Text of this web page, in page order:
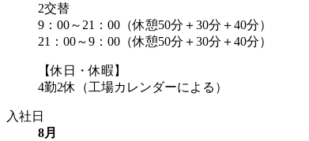
2交替
9：00～21：00（休憩50分＋30分＋40分）
21：00～9：00（休憩50分＋30分＋40分）
【休日・休暇】
4勤2休（工場カレンダーによる）
入社日
8月